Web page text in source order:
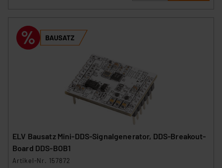
ELV Bausatz Mini-DDS-Signalgenerator, DDS-Breakout-
Board DDS-BOB1
Artikel-Nr. 157872